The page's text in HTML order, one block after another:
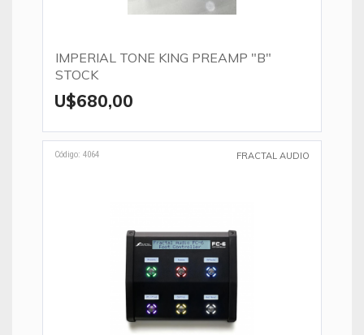
IMPERIAL TONE KING PREAMP "B"
STOCK
U$680,00
Código: 4064 FRACTAL AUDIO